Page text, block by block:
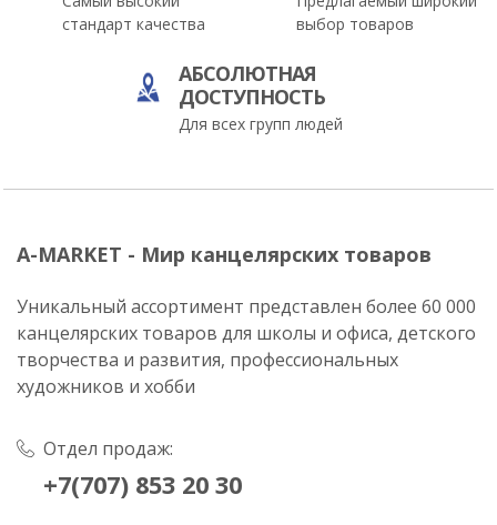
стандарт качества
выбор товаров
АБСОЛЮТНАЯ
ДОСТУПНОСТЬ
Для всех групп людей
A-MARKET - Мир канцелярских товаров
Уникальный ассортимент представлен более 60 000
канцелярских товаров для школы и офиса, детского
творчества и развития, профессиональных
художников и хобби
Отдел продаж:
+7(707) 853 20 30